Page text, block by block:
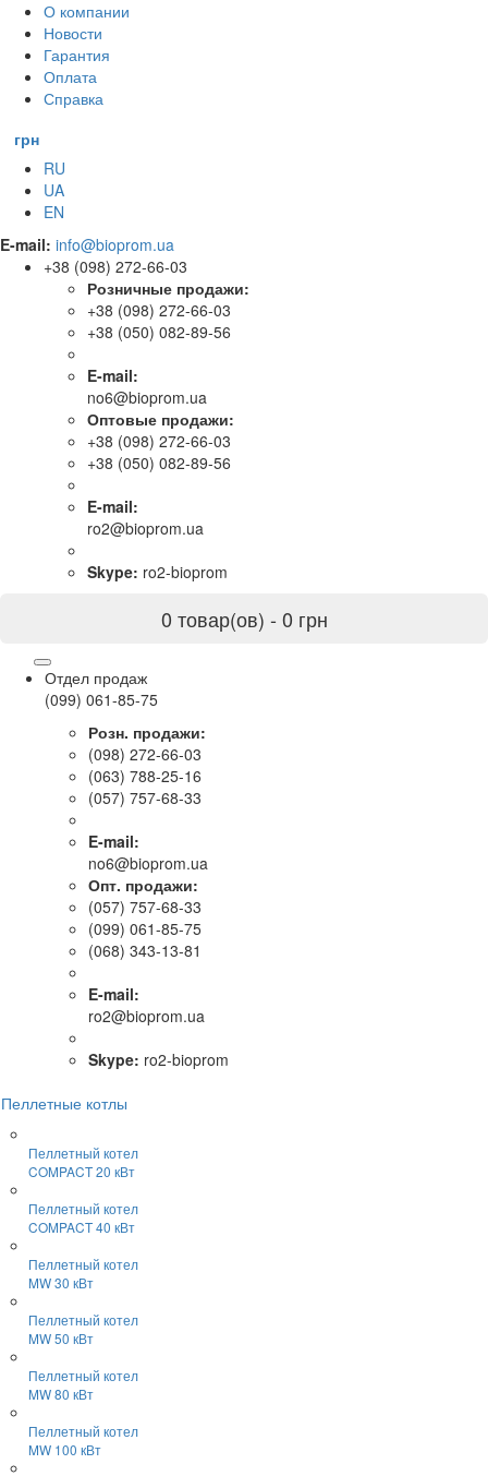
О компании
Новости
Гарантия
Оплата
Справка
грн
RU
UA
EN
E-mail: info@bioprom.ua
+38 (098) 272-66-03
Розничные продажи:
+38 (098) 272-66-03
+38 (050) 082-89-56
E-mail:
no6@bioprom.ua
Оптовые продажи:
+38 (098) 272-66-03
+38 (050) 082-89-56
E-mail:
ro2@bioprom.ua
Skype: ro2-bioprom
0 товар(ов) - 0 грн
Отдел продаж
(099) 061-85-75
Розн. продажи:
(098) 272-66-03
(063) 788-25-16
(057) 757-68-33
E-mail:
no6@bioprom.ua
Опт. продажи:
(057) 757-68-33
(099) 061-85-75
(068) 343-13-81
E-mail:
ro2@bioprom.ua
Skype: ro2-bioprom
Пеллетные котлы
Пеллетный котел
COMPACT 20 кВт
Пеллетный котел
COMPACT 40 кВт
Пеллетный котел
MW 30 кВт
Пеллетный котел
MW 50 кВт
Пеллетный котел
MW 80 кВт
Пеллетный котел
MW 100 кВт